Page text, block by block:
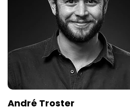
André Troster